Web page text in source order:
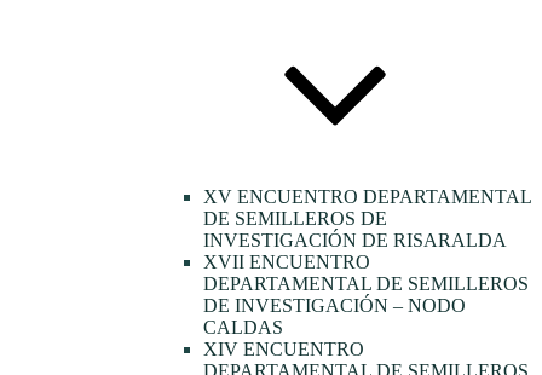
XV ENCUENTRO DEPARTAMENTAL
DE SEMILLEROS DE
INVESTIGACIÓN DE RISARALDA
XVII ENCUENTRO
DEPARTAMENTAL DE SEMILLEROS
DE INVESTIGACIÓN – NODO
CALDAS
XIV ENCUENTRO
DEPARTAMENTAL DE SEMILLEROS